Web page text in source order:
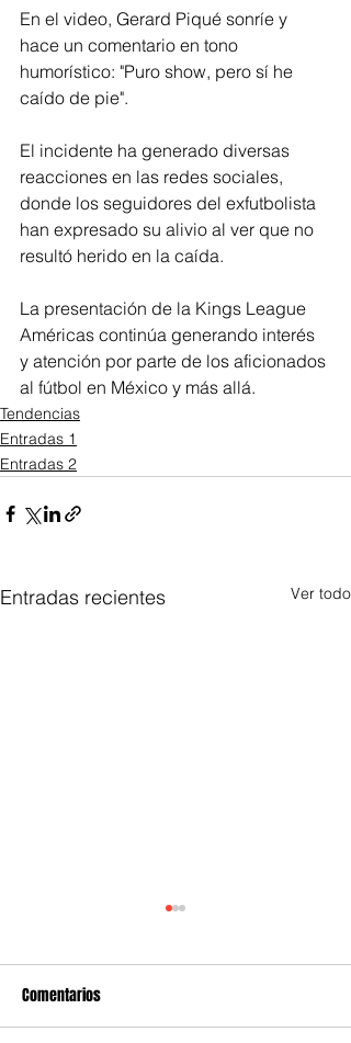
En el video, Gerard Piqué sonríe y
hace un comentario en tono
humorístico: "Puro show, pero sí he
caído de pie".
El incidente ha generado diversas
reacciones en las redes sociales,
donde los seguidores del exfutbolista
han expresado su alivio al ver que no
resultó herido en la caída.
La presentación de la Kings League
Américas continúa generando interés
y atención por parte de los aficionados
al fútbol en México y más allá.
Tendencias
Entradas 1
Entradas 2
Entradas recientes Ver todo
Comentarios